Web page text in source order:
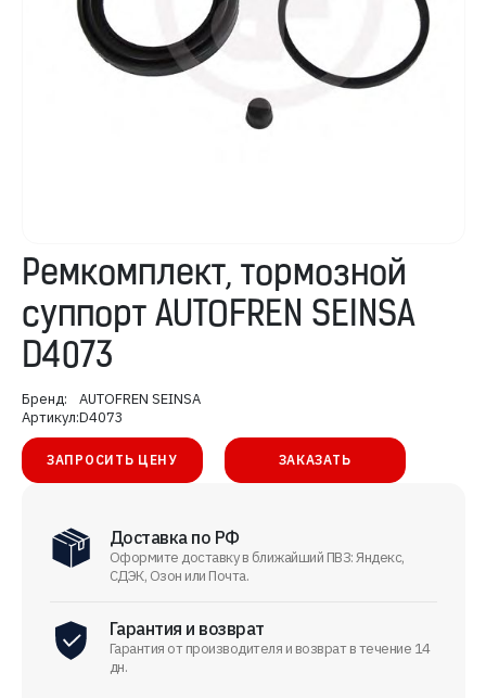
Ремкомплект, тормозной
суппорт AUTOFREN SEINSA
D4073
Бренд:
AUTOFREN SEINSA
Артикул:D4073
ЗАПРОСИТЬ ЦЕНУ ЗАКАЗАТЬ
Доставка по РФ
Оформите доставку в ближайший ПВЗ: Яндекс,
СДЭК, Озон или Почта.
Гарантия и возврат
Гарантия от производителя и возврат в течение 14
дн.